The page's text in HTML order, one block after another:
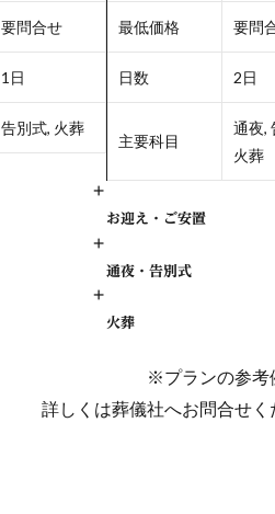
要問合せ
1日
告別式, 火葬
+
+
+
最低価格 要問
日数 2日
主要科目
通夜,
火葬
お迎え・ご安置
通夜・告別式
火葬
※プランの参考
詳しくは葬儀社へお問合せく